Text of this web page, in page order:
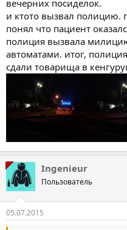
вечерних посиделок.
и ктото вызвал полицию.
понял что пациент
полиция вызвала
автоматами. итог,
сдали товарища в
Ingenieur
Пользователь
05.07.2015